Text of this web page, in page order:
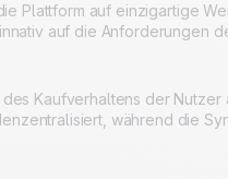
Plattform auf einzigartige
auf die Anforderungen
Kaufverhaltens der
während die